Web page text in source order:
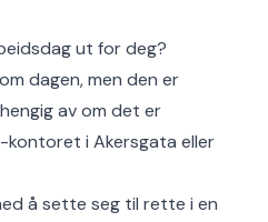
ut for deg?
dagen, men den er
av om det er
kontoret i Akersgata eller
å sette seg til rette i en